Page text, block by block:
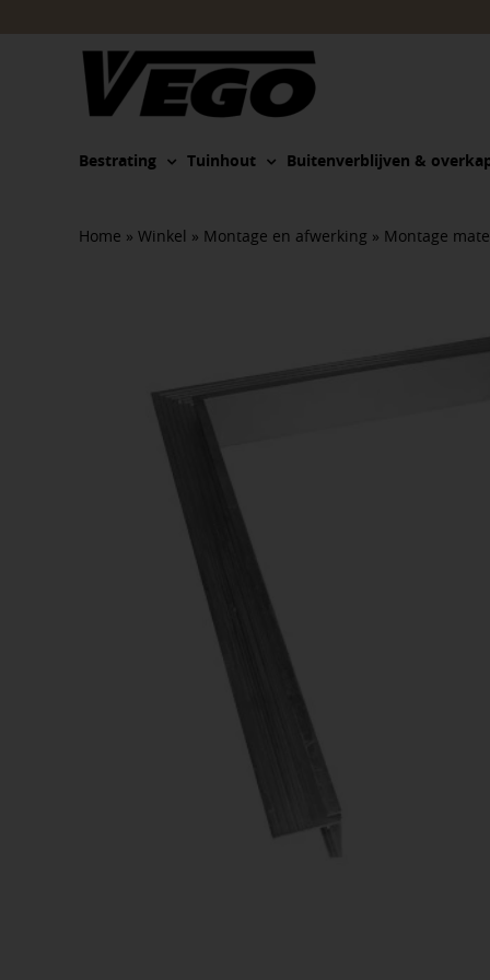
Bestrating Tuinhout Buitenverblijven &
Home » Winkel » Montage en afwerking » Montage